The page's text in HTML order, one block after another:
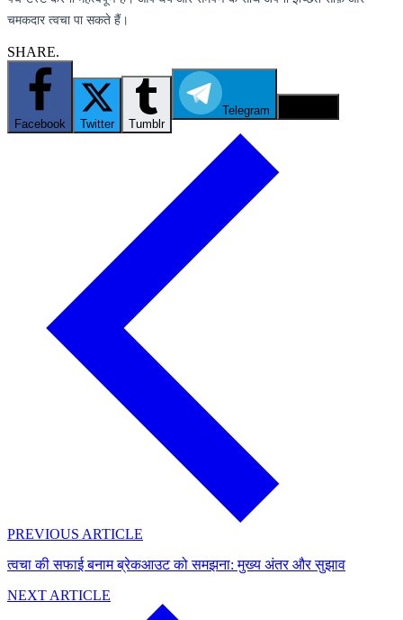
चमकदार त्वचा पा सकते हैं।
SHARE.
Facebook Twitter Tumblr
Telegram
PREVIOUS ARTICLE
त्वचा की सफाई बनाम ब्रेकआउट को समझना: मुख्य अंतर और सुझाव
NEXT ARTICLE